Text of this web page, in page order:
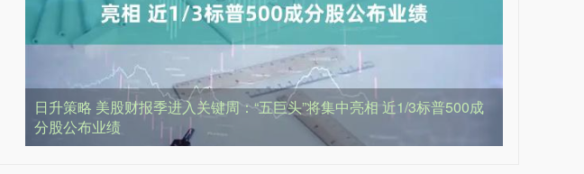
日升策略 美股财报季进入关键周：“五巨头”将集中亮相 近1/3标普500成
分股公布业绩